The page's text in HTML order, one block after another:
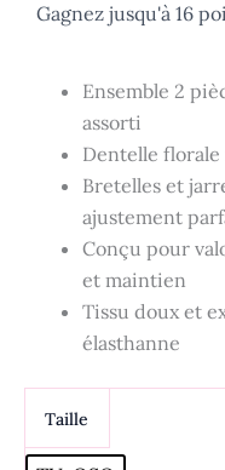
Gagnez jusqu'à 16
Ensemble 2
assorti
Dentelle
Bretelles et
ajustement
Conçu pour
et maintien
Tissu doux et
élasthanne
Taille
Porte-
grande
Wendy